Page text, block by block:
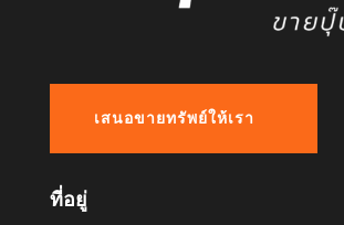
เสนอขายทรัพย์ให้เรา
ที่อยู่